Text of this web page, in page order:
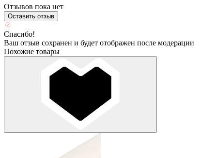
Отзывов пока нет
Оставить отзыв
Спасибо!
Ваш отзыв сохранен и будет отображен после модерации
Похожие товары